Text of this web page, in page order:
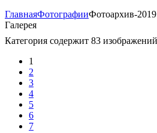
ГлавнаяФотографииФотоархив-2019
Галерея
Категория содержит 83 изображений
1
2
3
4
5
6
7